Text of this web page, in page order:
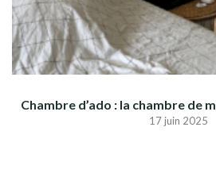
Chambre d’ado : la chambre de
17 juin 2025